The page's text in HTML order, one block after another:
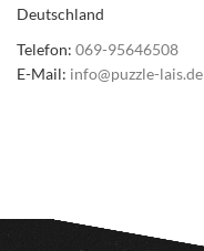
Deutschland
Telefon: 069-95646508
E-Mail: info@puzzle-lais.de